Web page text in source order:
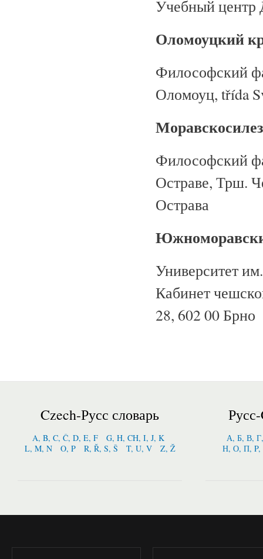
Учебный центр
Оломоуцкий
Философский
Оломоуц, třída
Философский
Остраве, Трш.
Острава
Университет
Кабинет
28, 602 00 Брно
Czech-Русс словарь
A, B, C, Č, D, E, F
G, H, CH, I, J, K
L, M, N
O, P R, Ř, S, Š T, U, V Z, Ž
А, Б, В,
Н, О, П,